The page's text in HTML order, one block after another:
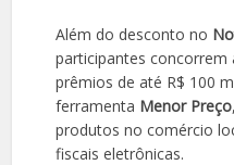
Além do desconto no
participantes
prêmios de até R$ 100
ferramenta Menor Preço
produtos no comércio
fiscais eletrônicas.